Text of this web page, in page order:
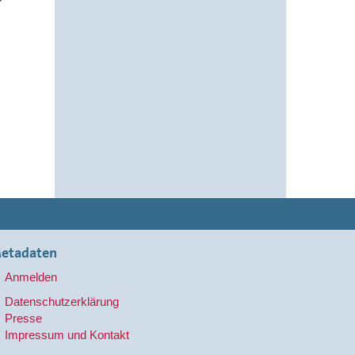
Anmelden
Datenschutzerklärung
Presse
Impressum und Kontakt